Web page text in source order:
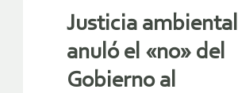
Justicia ambiental
anuló el «no» del
Gobierno al